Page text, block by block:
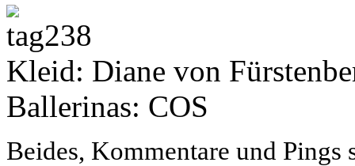
Kleid: Diane von
Ballerinas: COS
Beides, Kommentare und Pings